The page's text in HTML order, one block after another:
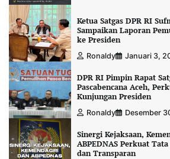
Ketua Satgas DPR RI
Sampaikan Laporan
ke Presiden
Ronaldy Januari 3,
DPR RI Pimpin Rapat
Pascabencana Aceh,
Kunjungan Presiden
Ronaldy Desember
Sinergi Kejaksaan,
ABPEDNAS Perkuat
dan Transparan